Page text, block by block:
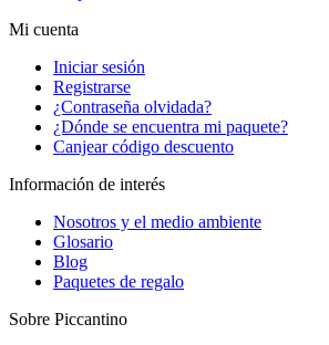
Mi cuenta
Iniciar sesión
Registrarse
¿Contraseña olvidada?
¿Dónde se encuentra mi paquete?
Canjear código descuento
Información de interés
Nosotros y el medio ambiente
Glosario
Blog
Paquetes de regalo
Sobre Piccantino